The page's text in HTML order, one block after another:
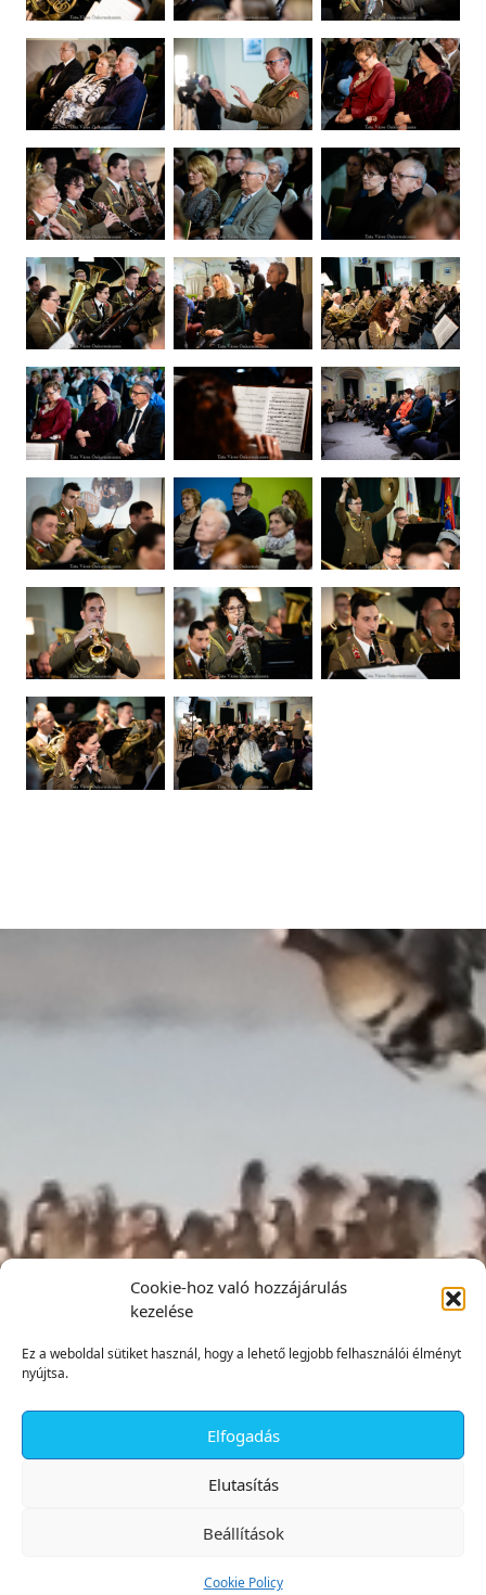
Cookie-hoz való hozzájárulás
kezelése
Ez a weboldal sütiket használ, hogy a lehető legjobb felhasználói élményt
nyújtsa.
Elfogadás
Elutasítás
Beállítások
Cookie Policy
✕